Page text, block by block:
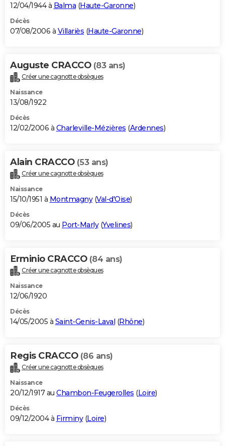
12/04/1944 à Balma (Haute-Garonne)
Décès
07/08/2006 à Villariès (Haute-Garonne)
Auguste CRACCO (83 ans)
Créer une cagnotte obsèques
Naissance
13/08/1922
Décès
12/02/2006 à Charleville-Mézières (Ardennes)
Alain CRACCO (53 ans)
Créer une cagnotte obsèques
Naissance
15/10/1951 à Montmagny(Val-d'Oise)
Décès
09/06/2005 au Port-Marly(Yvelines)
Erminio CRACCO (84 ans)
Créer une cagnotte obsèques
Naissance
12/06/1920
Décès
14/05/2005 à Saint-Genis-Laval (Rhône)
Regis CRACCO (86 ans)
Créer une cagnotte obsèques
Naissance
20/12/1917 au Chambon-Feugerolles (Loire)
Décès
09/12/2004 à Firminy(Loire)